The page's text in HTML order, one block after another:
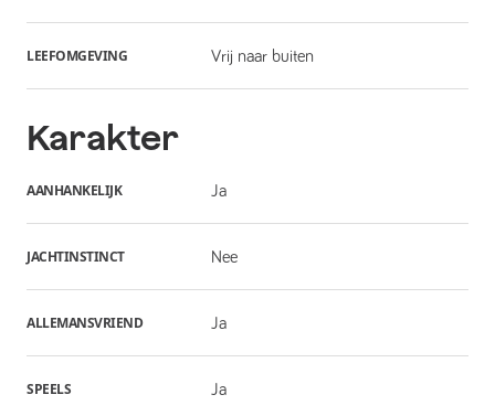
LEEFOMGEVING Vrij naar buiten
Karakter
AANHANKELIJK Ja
JACHTINSTINCT Nee
ALLEMANSVRIEND Ja
SPEELS Ja